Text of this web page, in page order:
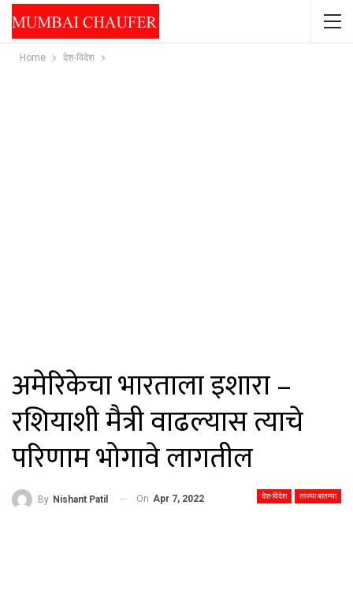
Home देश-विदेश
अमेरिकेचा भारताला इशारा –
रशियाशी मैत्री वाढल्यास त्याचे
परिणाम भोगावे लागतील
देश-विदेश ताज्या बातम्या
By Nishant Patil On Apr 7, 2022